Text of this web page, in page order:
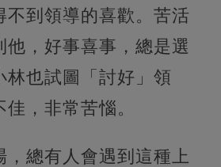
不到領導的喜歡。苦活
他，好事喜事，總是選
林也試圖「討好」領
，非常苦惱。
，總有人會遇到這種上